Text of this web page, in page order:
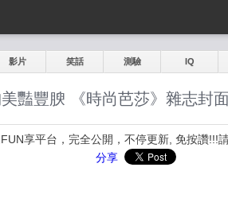
影片 笑話 測驗 IQ
豔豐腴 《時尚芭莎》雜志封
享平台，完全公開，不停更新, 免按讚!!!
分享